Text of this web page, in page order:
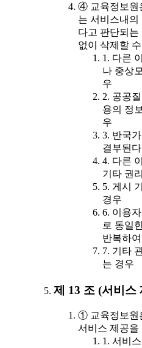
④ 교육정보원
는 서비스내
다고 판단되는
없이 삭제할
1. 다른
나 중상
우
2. 공공
용의 정
우
3. 반국
결부된
4. 다른
기타 권
5. 게시
경우
6. 이용
로 동일
반복하
7. 기타
는 경우
제 13 조 (서비스
① 교육정보원
서비스 제공을
1. 서비